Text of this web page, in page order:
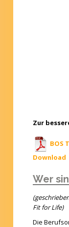
Zur
BOS
Download
Wer
Fit for Life)
Die